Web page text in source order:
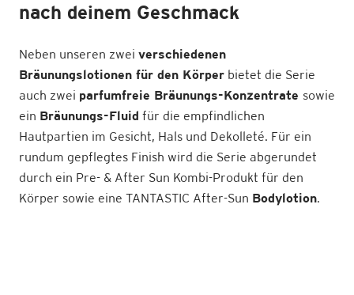
nach deinem Geschmack
Neben unseren zwei verschiedenen
Bräunungslotionen für den Körper bietet die Serie
auch zwei parfumfreie Bräunungs-Konzentrate sowie
ein Bräunungs-Fluid für die empfindlichen
Hautpartien im Gesicht, Hals und Dekolleté. Für ein
rundum gepflegtes Finish wird die Serie abgerundet
durch ein Pre- & After Sun Kombi-Produkt für den
Körper sowie eine TANTASTIC After-Sun Bodylotion.